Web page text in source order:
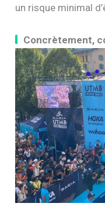
un risque minimal
Concrètement,